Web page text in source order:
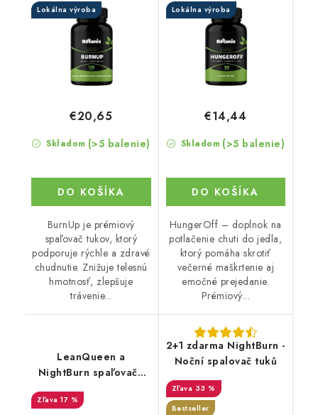
Lokálna výroba
Skladom (>5 balenie)
€20,65
DO KOŠÍKA
BurnUp je prémiový
spaľovač tukov, ktorý
podporuje rýchle a zdravé
chudnutie. Znižuje telesnú
hmotnosť, zlepšuje
trávenie...
Lokálna výroba
Skladom (>5 balenie)
€14,44
DO KOŠÍKA
HungerOff – doplnok na
potlačenie chuti do jedla,
ktorý pomáha skrotiť
večerné maškrtenie aj
emočné prejedanie.
Prémiový...
LeanQueen a
NightBurn spaľovače
tukov - Výhodný set
17 %
2+1 zdarma NightBurn -
Noční spalovač tuků
33 %
Bestseller